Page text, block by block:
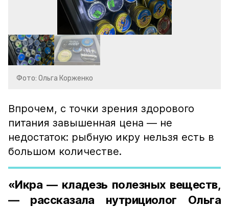
Фото: Ольга Корженко
Впрочем, с точки зрения здорового
питания завышенная цена — не
недостаток: рыбную икру нельзя есть в
большом количестве.
«Икра — кладезь полезных веществ,
— рассказала нутрициолог Ольга